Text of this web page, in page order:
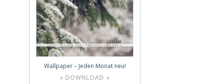
Wallpaper – Jeden Monat neu!
» DOWNLOAD «